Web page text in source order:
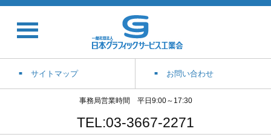
サイトマップ お問い合わせ
事務局営業時間 平日9:00～17:30
TEL:03-3667-2271